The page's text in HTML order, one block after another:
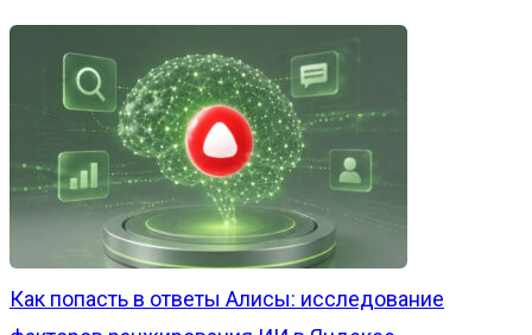
Как попасть в ответы Алисы: исследование